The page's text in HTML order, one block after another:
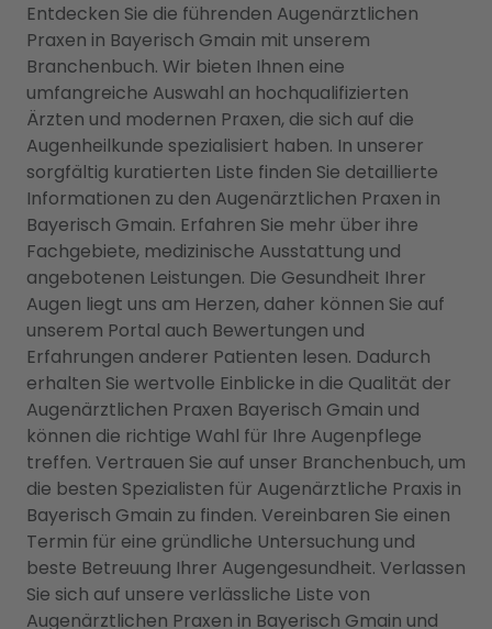
Entdecken Sie die führenden Augenärztlichen
Praxen in Bayerisch Gmain mit unserem
Branchenbuch. Wir bieten Ihnen eine
umfangreiche Auswahl an hochqualifizierten
Ärzten und modernen Praxen, die sich auf die
Augenheilkunde spezialisiert haben. In unserer
sorgfältig kuratierten Liste finden Sie detaillierte
Informationen zu den Augenärztlichen Praxen in
Bayerisch Gmain. Erfahren Sie mehr über ihre
Fachgebiete, medizinische Ausstattung und
angebotenen Leistungen. Die Gesundheit Ihrer
Augen liegt uns am Herzen, daher können Sie auf
unserem Portal auch Bewertungen und
Erfahrungen anderer Patienten lesen. Dadurch
erhalten Sie wertvolle Einblicke in die Qualität der
Augenärztlichen Praxen Bayerisch Gmain und
können die richtige Wahl für Ihre Augenpflege
treffen. Vertrauen Sie auf unser Branchenbuch, um
die besten Spezialisten für Augenärztliche Praxis in
Bayerisch Gmain zu finden. Vereinbaren Sie einen
Termin für eine gründliche Untersuchung und
beste Betreuung Ihrer Augengesundheit. Verlassen
Sie sich auf unsere verlässliche Liste von
Augenärztlichen Praxen in Bayerisch Gmain und